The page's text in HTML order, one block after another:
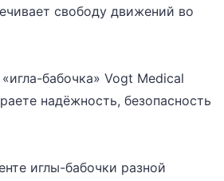
свободу движений во
бабочка» Vogt Medical
надёжность, безопасность
иглы-бабочки разной